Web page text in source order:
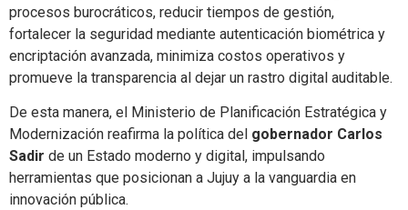
procesos burocráticos, reducir tiempos de gestión,
fortalecer la seguridad mediante autenticación biométrica y
encriptación avanzada, minimiza costos operativos y
promueve la transparencia al dejar un rastro digital auditable.
De esta manera, el Ministerio de Planificación Estratégica y
Modernización reafirma la política del gobernador Carlos
Sadir de un Estado moderno y digital, impulsando
herramientas que posicionan a Jujuy a la vanguardia en
innovación pública.